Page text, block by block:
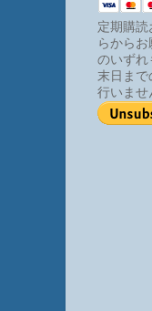
定期購読
らから
のいずれ
末日ま
行いませ